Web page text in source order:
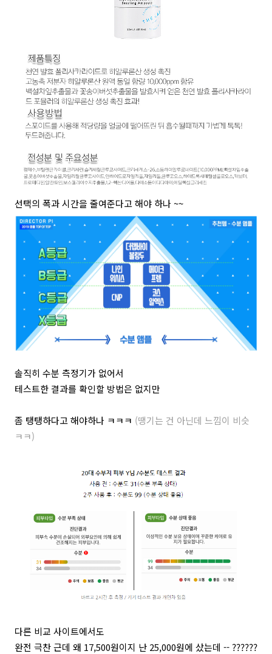
선택의 폭과 시간을 줄여준다고 해야 하나 ~~
솔직히 수분 측정기가 없어서
테스트한 결과를 확인할 방법은 없지만
좀 탱탱하다고 해야하나 ㅋㅋㅋ (땡기는 건 아닌데 느낌이 비슷
ㅋㅋ)
다른 비교 사이트에서도
완전 극찬 근데 왜 17,500원이지 난 25,000원에 샀는데 -- ??????